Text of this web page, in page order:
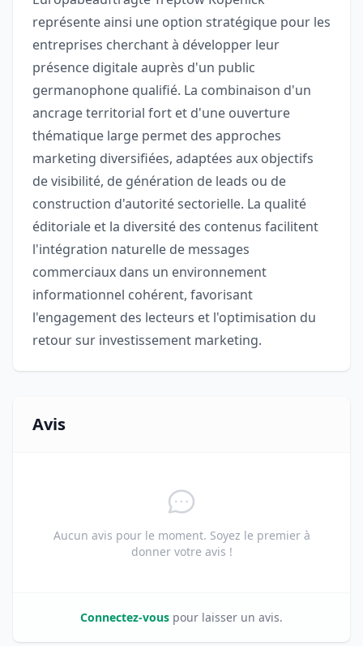
représente ainsi une option stratégique pour les
entreprises cherchant à développer leur
présence digitale auprès d'un public
germanophone qualifié. La combinaison d'un
ancrage territorial fort et d'une ouverture
thématique large permet des approches
marketing diversifiées, adaptées aux objectifs
de visibilité, de génération de leads ou de
construction d'autorité sectorielle. La qualité
éditoriale et la diversité des contenus facilitent
l'intégration naturelle de messages
commerciaux dans un environnement
informationnel cohérent, favorisant
l'engagement des lecteurs et l'optimisation du
retour sur investissement marketing.
Avis
Aucun avis pour le moment. Soyez le premier à
donner votre avis !
Connectez-vous pour laisser un avis.